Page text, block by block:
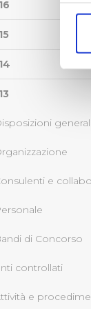
e
di Concorso
controllati
e